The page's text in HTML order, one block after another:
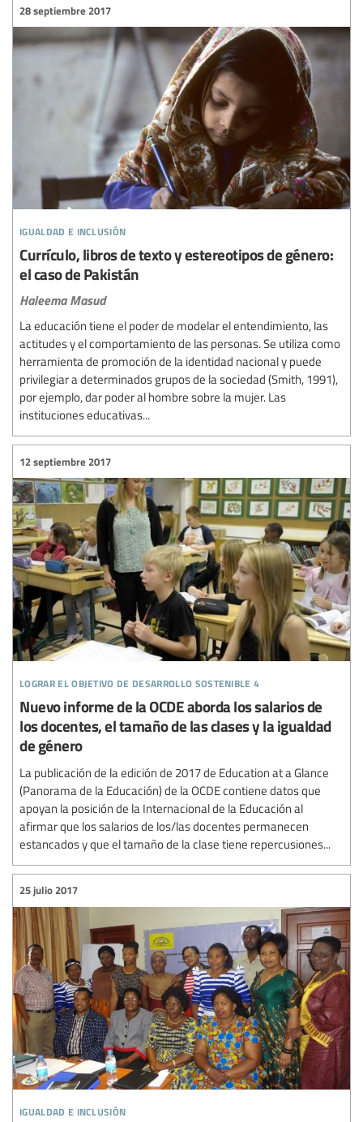
igualdad e inclusión
28 septiembre 2017
Currículo, libros de texto y estereotipos de género:
el caso de Pakistán
Haleema Masud
La educación tiene el poder de modelar el entendimiento, las
actitudes y el comportamiento de las personas. Se utiliza como
herramienta de promoción de la identidad nacional y puede
privilegiar a determinados grupos de la sociedad (Smith, 1991),
por ejemplo, dar poder al hombre sobre la mujer. Las
instituciones educativas...
lograr el objetivo de desarrollo sostenible 4
12 septiembre 2017
Nuevo informe de la OCDE aborda los salarios de
los docentes, el tamaño de las clases y la igualdad
de género
La publicación de la edición de 2017 de Education at a Glance
(Panorama de la Educación) de la OCDE contiene datos que
apoyan la posición de la Internacional de la Educación al
afirmar que los salarios de los/las docentes permanecen
estancados y que el tamaño de la clase tiene repercusiones...
igualdad e inclusión
25 julio 2017